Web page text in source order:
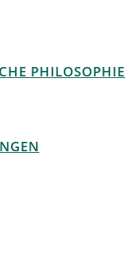
PHILOSOPHIE